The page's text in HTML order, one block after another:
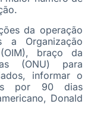
da operação
a Organização
braço da
(ONU) para
informar o
por 90 dias
Donald